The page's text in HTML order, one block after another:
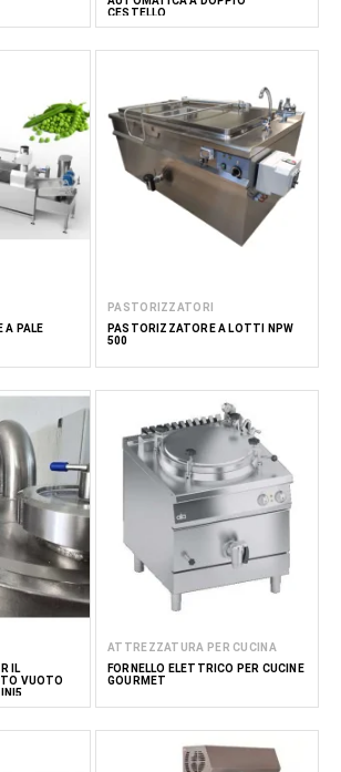
CESTELLO
A PALE
PASTORIZZATORI
PASTORIZZATORE A LOTTI NPW
500
IL
VUOTO
ATTREZZATURA PER CUCINA
FORNELLO ELETTRICO PER CUCINE
GOURMET